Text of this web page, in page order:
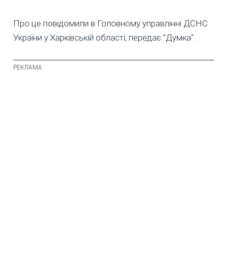
Про це повідомили в Головному управлінні ДСНС
України у Харківській області, передає "Думка".